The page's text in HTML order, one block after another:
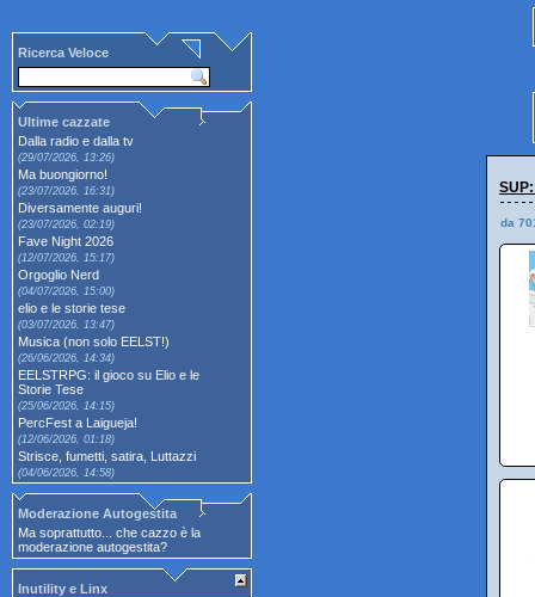
Ricerca Veloce
Ultime cazzate
Dalla radio e dalla tv
(29/07/2026, 13:26)
Ma buongiorno!
(23/07/2026, 16:31)
Diversamente auguri!
(23/07/2026, 02:19)
Fave Night 2026
(12/07/2026, 15:17)
Orgoglio Nerd
(04/07/2026, 15:00)
elio e le storie tese
(03/07/2026, 13:47)
Musica (non solo EELST!)
(26/06/2026, 14:34)
EELSTRPG: il gioco su Elio e le
Storie Tese
(25/06/2026, 14:15)
PercFest a Laigueja!
(12/06/2026, 01:18)
Strisce, fumetti, satira, Luttazzi
(04/06/2026, 14:58)
Moderazione Autogestita
Ma soprattutto... che cazzo è la
moderazione autogestita?
Inutility e Linx
da